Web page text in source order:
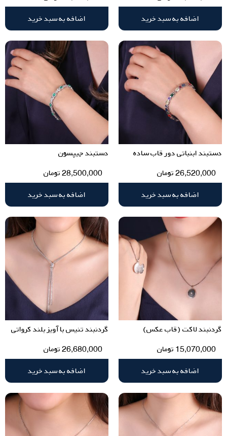
اضافه به سبد خرید
اضافه به سبد خرید
دستبند ابنباتی دور قاب ساده
26,520,000تومان
اضافه به سبد خرید
دستبند جیپسون
28,500,000تومان
اضافه به سبد خرید
گردنبند لاکت (قاب عکس)
15,070,000 تومان
اضافه به سبد خرید
گردنبند تنیس با آویز بلند کرواتی
26,680,000تومان
اضافه به سبد خرید